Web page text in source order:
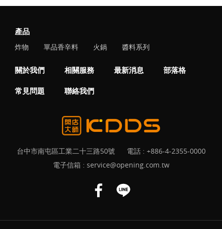
產品
炸物 單品香辛料 火鍋 醬料系列
關於我們 相關服務 最新消息 部落格
常見問題 聯絡我們
台中市南屯區工業二十三路50號 電話 : +886-4-2355-0000
電子信箱 : service@opening.com.tw